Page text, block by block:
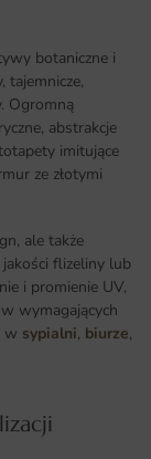
botaniczne i
tajemnicze,
Ogromną
abstrakcje
imitujące
ze złotymi
ale także
flizeliny lub
i promienie UV,
wymagających
w sypialni, biurze,